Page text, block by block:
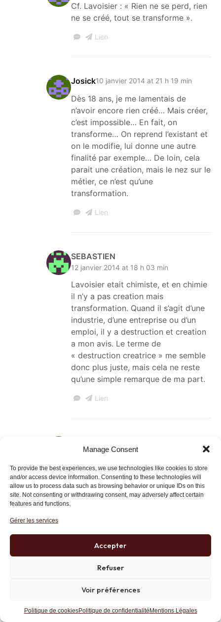
Manage Consent
To provide the best experiences, we use technologies like cookies to store
and/or access device information. Consenting to these technologies will
allow us to process data such as browsing behavior or unique IDs on this
site. Not consenting or withdrawing consent, may adversely affect certain
features and functions.
Gérer les services
Accepter
Refuser
Voir préférences
Politique de cookiesPolitique de confidentialité Mentions Légales
Cf. Lavoisier : « Rien ne se perd, rien
ne se créé, tout se transforme ».
Lien
Josick10 janvier 2014 at 21 h 19 min
Dès 18 ans, je me lamentais de
n’avoir encore rien créé… Mais créer,
c’est impossible… En fait, on
transforme… On reprend l’existant et
on le modifie, lui donne une autre
finalité par exemple… De loin, cela
parait une création, mais le nez sur le
métier, ce n’est qu’une
transformation.
Lien
SEBASTIEN
12 janvier 2014 at 18 h 03 min
Lavoisier etait chimiste, et en chimie
il n’y a pas creation mais
transformation. Quand il s’agit d’une
industrie, d’une entreprise ou d’un
emploi, il y a destruction et creation
a mon avis. Le terme de
« destruction creatrice » me semble
donc plus juste, mais cela ne reste
qu’une simple remarque de ma part.
Lien
des taxis et des VTC (voiture de
tourisme avec chauffeur)… Il y a
création (VTC) et de là, destruction
Pour l’instant je ne vois donc que de
la destruction-transformatrice et de
la création destructrice…
Lien